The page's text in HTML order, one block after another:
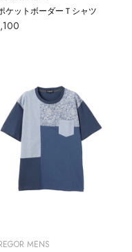
ケットボーダーＴシャツ
MENS